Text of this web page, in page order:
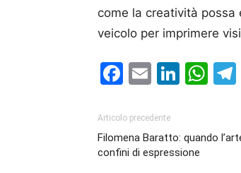
come la creatività
veicolo per imprimere
Facebook
Email
Articolo precedente
Filomena Baratto: quando
confini di espressione